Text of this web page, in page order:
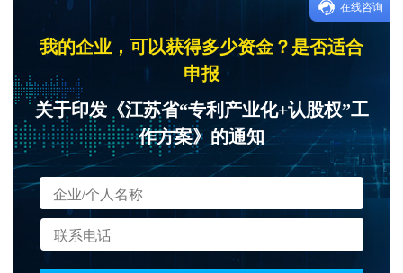
我的企业，可以获得多少资金？是否适合
申报
关于印发《江苏省“专利产业化+认股权”工
作方案》的通知
在线咨询